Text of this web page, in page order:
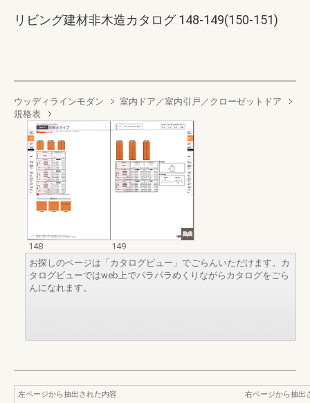
リビング建材非木造カタログ 148-149(150-151)
ウッディラインモダン
室内ドア／室内引戸／クローゼットドア
規格表
148
149
お探しのページは「カタログビュー」でごらんいただけます。カ
タログビューではweb上でパラパラめくりながらカタログをごら
んになれます。
左ページから抽出された内容
右ページから抽出